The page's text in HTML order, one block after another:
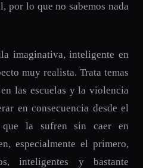
por lo que no sabemos nada
imaginativa, inteligente en
muy realista. Trata temas
las escuelas y la violencia
en consecuencia desde el
la sufren sin caer en
especialmente el primero,
inteligentes y bastante